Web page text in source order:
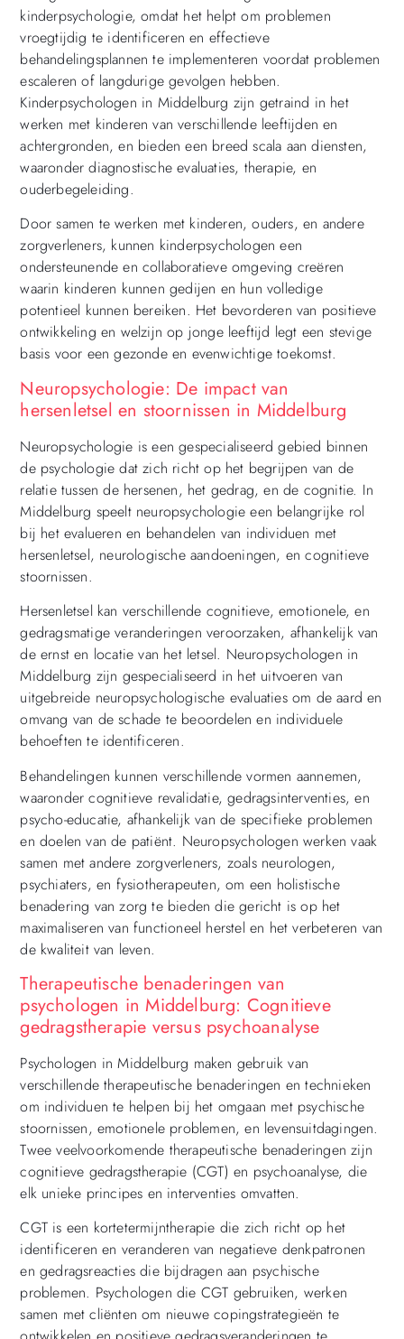
kinderpsychologie, omdat het helpt om problemen
vroegtijdig te identificeren en effectieve
behandelingsplannen te implementeren voordat problemen
escaleren of langdurige gevolgen hebben.
Kinderpsychologen in Middelburg zijn getraind in het
werken met kinderen van verschillende leeftijden en
achtergronden, en bieden een breed scala aan diensten,
waaronder diagnostische evaluaties, therapie, en
ouderbegeleiding.
Door samen te werken met kinderen, ouders, en andere
zorgverleners, kunnen kinderpsychologen een
ondersteunende en collaboratieve omgeving creëren
waarin kinderen kunnen gedijen en hun volledige
potentieel kunnen bereiken. Het bevorderen van positieve
ontwikkeling en welzijn op jonge leeftijd legt een stevige
basis voor een gezonde en evenwichtige toekomst.
Neuropsychologie: De impact van
hersenletsel en stoornissen in Middelburg
Neuropsychologie is een gespecialiseerd gebied binnen
de psychologie dat zich richt op het begrijpen van de
relatie tussen de hersenen, het gedrag, en de cognitie. In
Middelburg speelt neuropsychologie een belangrijke rol
bij het evalueren en behandelen van individuen met
hersenletsel, neurologische aandoeningen, en cognitieve
stoornissen.
Hersenletsel kan verschillende cognitieve, emotionele, en
gedragsmatige veranderingen veroorzaken, afhankelijk van
de ernst en locatie van het letsel. Neuropsychologen in
Middelburg zijn gespecialiseerd in het uitvoeren van
uitgebreide neuropsychologische evaluaties om de aard en
omvang van de schade te beoordelen en individuele
behoeften te identificeren.
Behandelingen kunnen verschillende vormen aannemen,
waaronder cognitieve revalidatie, gedragsinterventies, en
psycho-educatie, afhankelijk van de specifieke problemen
en doelen van de patiënt. Neuropsychologen werken vaak
samen met andere zorgverleners, zoals neurologen,
psychiaters, en fysiotherapeuten, om een holistische
benadering van zorg te bieden die gericht is op het
maximaliseren van functioneel herstel en het verbeteren van
de kwaliteit van leven.
Therapeutische benaderingen van
psychologen in Middelburg: Cognitieve
gedragstherapie versus psychoanalyse
Psychologen in Middelburg maken gebruik van
verschillende therapeutische benaderingen en technieken
om individuen te helpen bij het omgaan met psychische
stoornissen, emotionele problemen, en levensuitdagingen.
Twee veelvoorkomende therapeutische benaderingen zijn
cognitieve gedragstherapie (CGT) en psychoanalyse, die
elk unieke principes en interventies omvatten.
CGT is een kortetermijntherapie die zich richt op het
identificeren en veranderen van negatieve denkpatronen
en gedragsreacties die bijdragen aan psychische
problemen. Psychologen die CGT gebruiken, werken
samen met cliënten om nieuwe copingstrategieën te